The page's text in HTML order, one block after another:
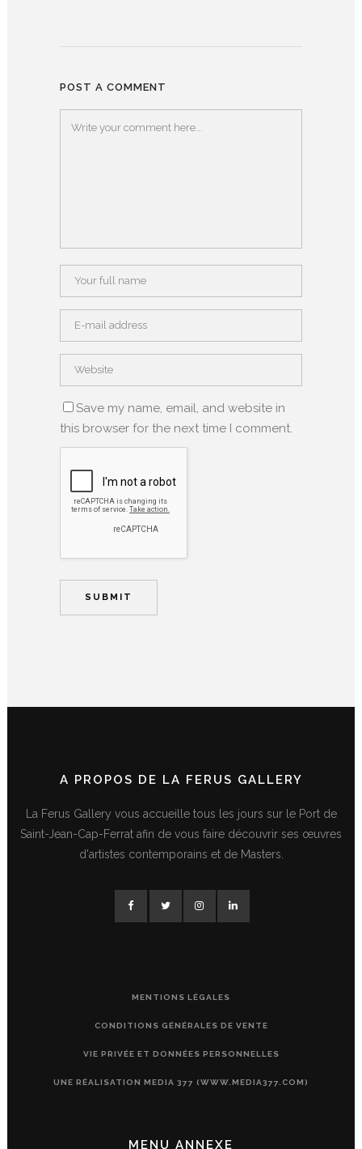
POST A COMMENT
Save my name, email, and website in
this browser for the next time I comment.
A PROPOS DE LA FERUS GALLERY
La Ferus Gallery vous accueille tous les jours sur le Port de
Saint-Jean-Cap-Ferrat afin de vous faire découvrir ses œuvres
d'artistes contemporains et de Masters.
MENTIONS LÉGALES
CONDITIONS GÉNÉRALES DE VENTE
VIE PRIVÉE ET DONNÉES PERSONNELLES
UNE RÉALISATION MEDIA 377 (WWW.MEDIA377.COM)
MENU ANNEXE